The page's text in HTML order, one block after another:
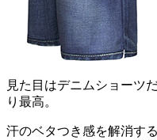
見た目はデニムショーツ
り最高。
汗のベタつき感を解消す